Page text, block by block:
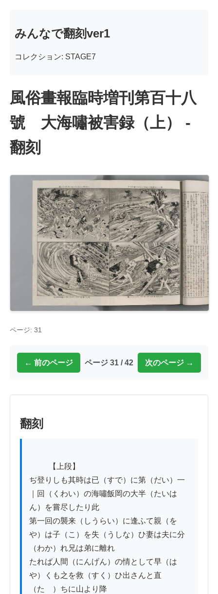
みんなで翻刻ver1
コレクション: STAGE7
風俗畫報臨時増刊第百十八
號 大海嘯被害録（上） -
翻刻
ページ: 31
← 前のページ ページ 31 / 42 次のページ →
翻刻
ぢ登りしも其時は已（すで）に第（だい）一
｜回（くわい）の海嘯飯岡の大半（たいは
ん）を嘗尽したり此
第一回の襲来（しうらい）に逢ふて親（を
や）は子（こ）を失（うしな）ひ妻は夫に分
（わか）れ兄は弟に離れ
たれば人間（にんげん）の情として早（は
や）くも之を救（すく）ひ出さんと直
（たゞ）ちに山より降